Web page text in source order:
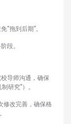
“拖到后期”。
段。
导师沟通，确保
研究”）。
修改完善，确保格